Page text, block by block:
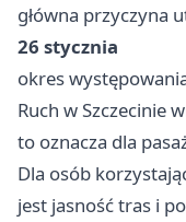
główna przyczyna
26 stycznia
okres
Ruch w Szczecinie
to oznacza dla
Dla osób
jest jasność tras i